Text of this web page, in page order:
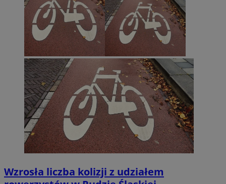
Wzrosła liczba kolizji z udziałem